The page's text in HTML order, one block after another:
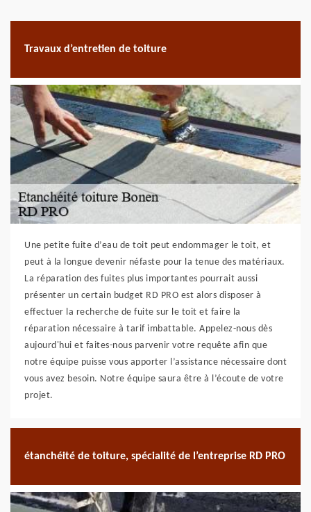
Travaux d’entretien de toiture
Une petite fuite d’eau de toit peut endommager le toit, et
peut à la longue devenir néfaste pour la tenue des matériaux.
La réparation des fuites plus importantes pourrait aussi
présenter un certain budget RD PRO est alors disposer à
effectuer la recherche de fuite sur le toit et faire la
réparation nécessaire à tarif imbattable. Appelez-nous dès
aujourd'hui et faites-nous parvenir votre requête afin que
notre équipe puisse vous apporter l’assistance nécessaire dont
vous avez besoin. Notre équipe saura être à l’écoute de votre
projet.
étanchéité de toiture, spécialité de l’entreprise RD PRO